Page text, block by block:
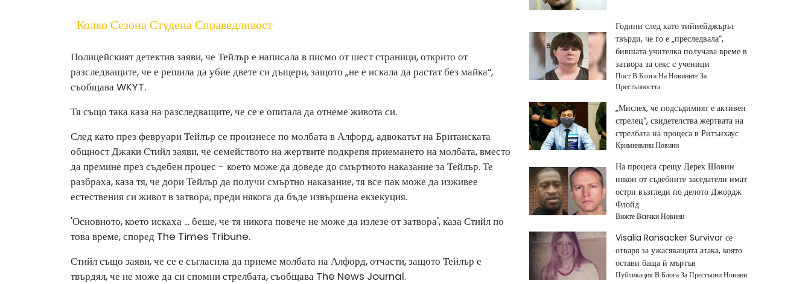
Колко Сезона Студена Справедливост
Полицейският детектив заяви, че Тейлър е написала в писмо от шест страници, открито от
разследващите, че е решила да убие двете си дъщери, защото „не е искала да растат без майка“,
съобщава WKYT.
Тя също така каза на разследващите, че се е опитала да отнеме живота си.
След като през февруари Тейлър се произнесе по молбата в Алфорд, адвокатът на Британската
общност Джаки Стийл заяви, че семейството на жертвите подкрепя приемането на молбата, вместо
да премине през съдебен процес - което може да доведе до смъртното наказание за Тейлър. Те
разбраха, каза тя, че дори Тейлър да получи смъртно наказание, тя все пак може да изживее
естествения си живот в затвора, преди някога да бъде извършена екзекуция.
'Основното, което искаха ... беше, че тя никога повече не може да излезе от затвора', каза Стийл по
това време, според The ​​Times Tribune.
Стийл също заяви, че се е съгласила да приеме молбата на Алфорд, отчасти, защото Тейлър е
твърдял, че не може да си спомни стрелбата, съобщава The News Journal.
Години след като тийнейджърът
твърди, че го е „преследвала“,
бившата учителка получава време в
затвора за секс с ученици
Пост В Блога На Новините За
Престъпността
„Мислех, че подсъдимият е активен
стрелец“, свидетелства жертвата на
стрелбата на процеса в Ритънхаус
Криминални Новини
На процеса срещу Дерек Шовин
някои от съдебните заседатели имат
остри възгледи по делото Джордж
Флойд
Вижте Всички Новини
Visalia Ransacker Survivor се
отваря за ужасяващата атака, която
остави баща й мъртъв
Публикация В Блога За Престъпни Новини